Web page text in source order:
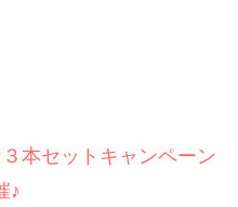
本セットキャンペーン
♪